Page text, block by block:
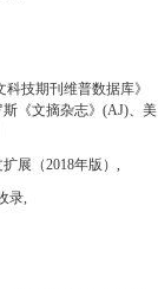
技期刊维普数据库》
《文摘杂志》(AJ)、美
扩展（2018年版）,
录,